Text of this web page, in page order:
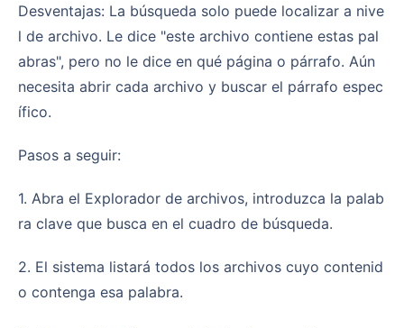
Desventajas: La búsqueda solo puede localizar a nive
l de archivo. Le dice "este archivo contiene estas pal
abras", pero no le dice en qué página o párrafo. Aún
necesita abrir cada archivo y buscar el párrafo espec
ífico.
Pasos a seguir:
1. Abra el Explorador de archivos, introduzca la palab
ra clave que busca en el cuadro de búsqueda.
2. El sistema listará todos los archivos cuyo contenid
o contenga esa palabra.